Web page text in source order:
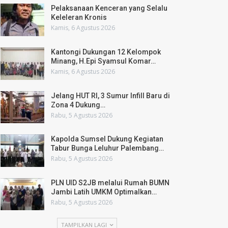
Pelaksanaan Kenceran yang Selalu
Keleleran Kronis
Kamis, 6 Agustus 2026
Kantongi Dukungan 12 Kelompok
Minang, H.Epi Syamsul Komar…
Kamis, 6 Agustus 2026
Jelang HUT RI, 3 Sumur Infill Baru di
Zona 4 Dukung…
Rabu, 5 Agustus 2026
Kapolda Sumsel Dukung Kegiatan
Tabur Bunga Leluhur Palembang…
Rabu, 5 Agustus 2026
PLN UID S2JB melalui Rumah BUMN
Jambi Latih UMKM Optimalkan…
Rabu, 5 Agustus 2026
TAMPILKAN LAGI